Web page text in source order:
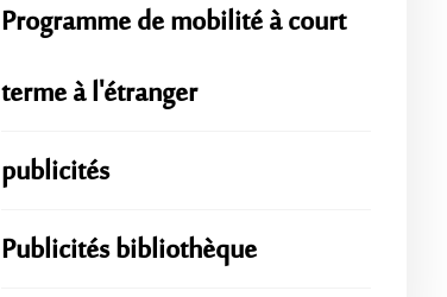
Programme de mobilité à court
terme à l'étranger
publicités
Publicités bibliothèque